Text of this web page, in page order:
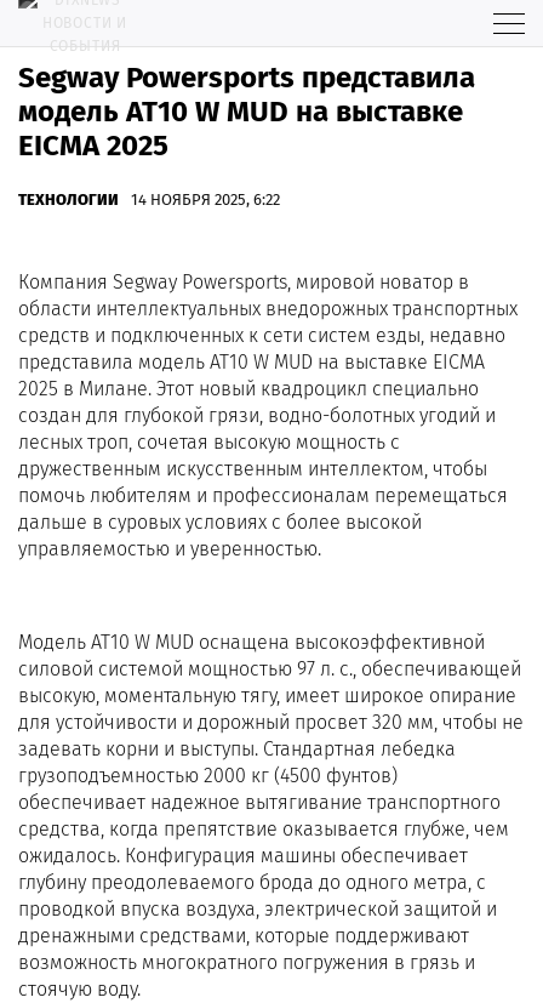
Segway Powersports представила
модель AT10 W MUD на выставке
EICMA 2025
ТЕХНОЛОГИИ 14 НОЯБРЯ 2025, 6:22
Компания Segway Powersports, мировой новатор в
области интеллектуальных внедорожных транспортных
средств и подключенных к сети систем езды, недавно
представила модель AT10 W MUD на выставке EICMA
2025 в Милане. Этот новый квадроцикл специально
создан для глубокой грязи, водно-болотных угодий и
лесных троп, сочетая высокую мощность с
дружественным искусственным интеллектом, чтобы
помочь любителям и профессионалам перемещаться
дальше в суровых условиях с более высокой
управляемостью и уверенностью.
Модель AT10 W MUD оснащена высокоэффективной
силовой системой мощностью 97 л. с., обеспечивающей
высокую, моментальную тягу, имеет широкое опирание
для устойчивости и дорожный просвет 320 мм, чтобы не
задевать корни и выступы. Стандартная лебедка
грузоподъемностью 2000 кг (4500 фунтов)
обеспечивает надежное вытягивание транспортного
средства, когда препятствие оказывается глубже, чем
ожидалось. Конфигурация машины обеспечивает
глубину преодолеваемого брода до одного метра, с
проводкой впуска воздуха, электрической защитой и
дренажными средствами, которые поддерживают
возможность многократного погружения в грязь и
стоячую воду.